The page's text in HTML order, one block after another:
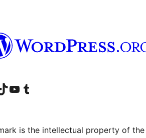
Facebook
accountaccount
our TikTok account
Visit our YouTube channel
Visit our Tumblr account
is the intellectual property of the